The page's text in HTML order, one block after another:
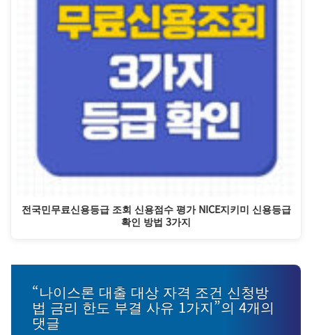
전국민무료신용등급 조회 신용점수 평가 NICE지키미 신용등급
확인 방법 3가지
“나이스론 대출 대상 자격 조건 신청방
법 금리 한도 부결 사유 1가지”의 4개의
댓글